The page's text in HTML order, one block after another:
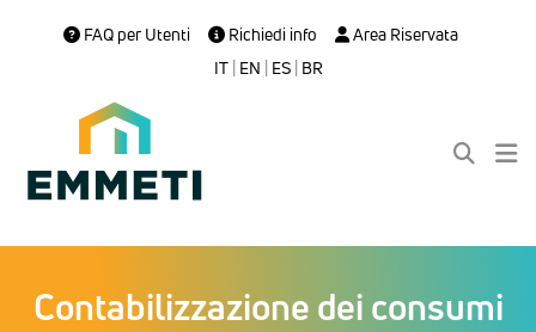
FAQ per Utenti Richiedi info
Area Riservata
IT| EN | ES| BR
Contabilizzazione dei consumi